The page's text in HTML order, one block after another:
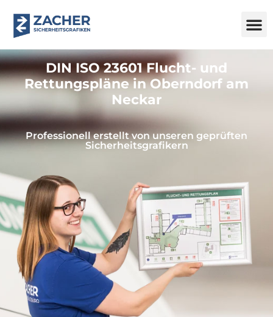
DIN ISO 23601 Flucht- und
Rettungspläne in Oberndorf am
Neckar
Professionell erstellt von unseren geprüften
Sicherheitsgrafikern